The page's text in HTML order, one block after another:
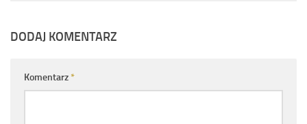
DODAJ KOMENTARZ
Komentarz*